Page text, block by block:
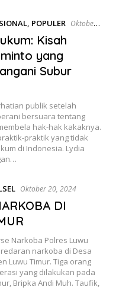
, POPULER Oktober
Kisah
yang
Subur
publik setelah
bersuara tentang
hak-hak kakaknya.
praktik yang tidak
di Indonesia. Lydia
Oktober 20, 2024
DI
Narkoba Polres Luwu
narkoba di Desa
Luwu Timur. Tiga orang
yang dilakukan pada
Bripka Andi Muh. Taufik,